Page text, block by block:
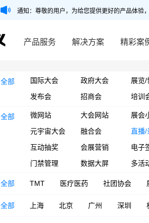
通知：尊敬的用户，为给您提供更好的产品体验
产品服务 解决方案 精彩案
全部 国际大会 政府大会 展览/
发布会
招商会 培训
全部 微网站 大会网站 展会
元宇宙大会
融合会 直播/
互动抽奖
会展营销 电子
门禁管理
数据大屏 多活
全部 TMT 医疗医药 社团协会
全部 上海 北京 广州 深圳